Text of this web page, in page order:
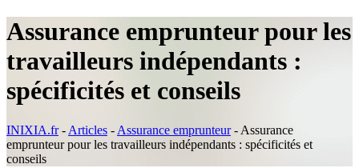
Assurance emprunteur pour les
travailleurs indépendants :
spécificités et conseils
INIXIA.fr- Articles - Assurance emprunteur- Assurance
emprunteur pour les travailleurs indépendants : spécificités et
conseils